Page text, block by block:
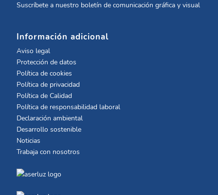
Suscríbete a nuestro boletín de comunicación gráfica y visual
Información adicional
Aviso legal
Protección de datos
Política de cookies
Política de privacidad
Política de Calidad
Política de responsabilidad laboral
Declaración ambiental
Desarrollo sostenible
Noticias
Trabaja con nosotros